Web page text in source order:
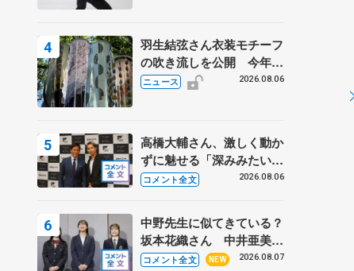
羽生結弦さん衣装モチーフ
の吹き流しを公開 今年は
「春よ、来い」、仙台の瑞
ニュース 2026.08.06
高橋大輔さん、激しく動か
ずに魅せる「深みみたいな
ものは出てきている？」
あい
コメント全文 2026.08.06
中野先生に似てきている？
坂本花織さん 中井亜美は
クリケットのサマーキャン
コメント全文 NEW 2026.08.07